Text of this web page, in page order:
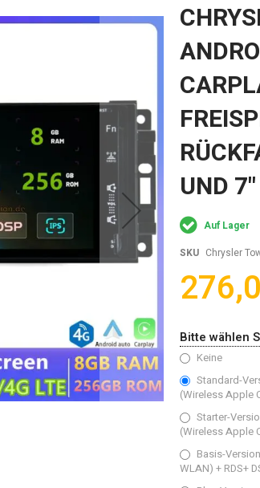
UND
Auf Lager
SKU Chrysler
Bitte wählen
Keine
Standard-
(Wireless Apple
Starter-
(Wireless Apple
Basis-
WLAN) + RDS+